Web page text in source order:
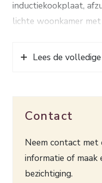
inductiekookplaat,
lichte woonkamer
badkamer met ligbad
appartement ligt een
zijn voorzien van
via een elektrische
Er is een
waar wasdrogers
Lees de
Contact
Neem contact met
informatie of maak
bezichtiging.